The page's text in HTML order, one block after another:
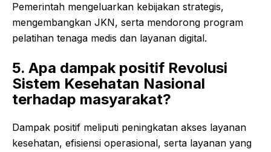
Pemerintah mengeluarkan kebijakan strategis,
mengembangkan JKN, serta mendorong program
pelatihan tenaga medis dan layanan digital.
5. Apa dampak positif Revolusi
Sistem Kesehatan Nasional
terhadap masyarakat?
Dampak positif meliputi peningkatan akses layanan
kesehatan, efisiensi operasional, serta layanan yang